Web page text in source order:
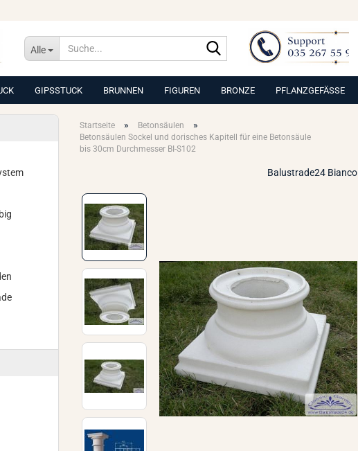
Alle
Suche...
GIPSSTUCK BRUNNEN FIGUREN BRONZE PFLANZGEFÄSSE
Startseite » Betonsäulen »
Betonsäulen Sockel und dorisches Kapitell für eine Betonsäule
bis 30cm Durchmesser BI-S102
Balustrade24 Bianco